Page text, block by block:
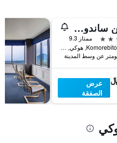
دايزين ساندو هوتل إيتاداكي
ممتاز 9.3
45-5 Komorebito 4f, هوكي, اليابان
عرض
الصفقة